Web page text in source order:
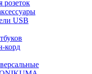
розеток
USB
корд